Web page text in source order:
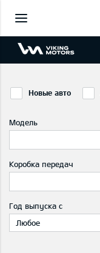
Новые авто
Модель
Коробка передач
Год выпуска с
Любое